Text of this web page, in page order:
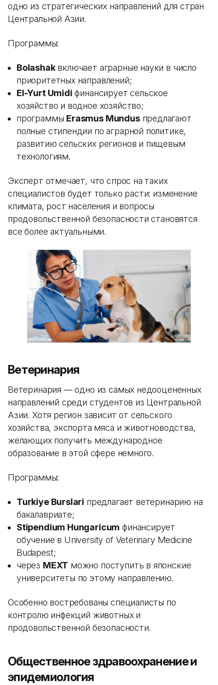
одно из стратегических направлений для стран
Центральной Азии.
Программы:
Bolashakвключает аграрные науки в число
приоритетных направлений;
El-Yurt Umidi финансирует сельское
хозяйство и водное хозяйство;
программы Erasmus Mundusпредлагают
полные стипендии по аграрной политике,
развитию сельских регионов и пищевым
технологиям.
Эксперт отмечает, что спрос на таких
специалистов будет только расти: изменение
климата, рост населения и вопросы
продовольственной безопасности становятся
все более актуальными.
Ветеринария
Ветеринария — одно из самых недооцененных
направлений среди студентов из Центральной
Азии. Хотя регион зависит от сельского
хозяйства, экспорта мяса и животноводства,
желающих получить международное
образование в этой сфере немного.
Программы:
Turkiye Burslari предлагает ветеринарию на
бакалавриате;
Stipendium Hungaricum финансирует
обучение в University of Veterinary Medicine
Budapest;
через MEXT можно поступить в японские
университеты по этому направлению.
Особенно востребованы специалисты по
контролю инфекций животных и
продовольственной безопасности.
Общественное здравоохранение и
эпидемиология